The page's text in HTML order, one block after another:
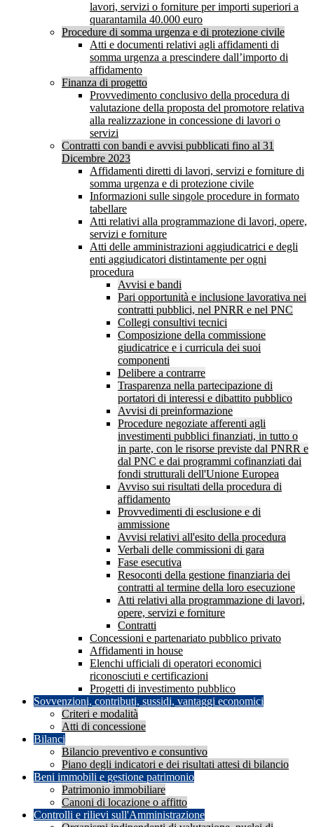
lavori, servizi o forniture per importi superiori a
quarantamila 40.000 euro
Procedure di somma urgenza e di protezione civile
Atti e documenti relativi agli affidamenti di
somma urgenza a prescindere dall’importo di
affidamento
Finanza di progetto
Provvedimento conclusivo della procedura di
valutazione della proposta del promotore relativa
alla realizzazione in concessione di lavori o
servizi
Contratti con bandi e avvisi pubblicati fino al 31
Dicembre 2023
Affidamenti diretti di lavori, servizi e forniture di
somma urgenza e di protezione civile
Informazioni sulle singole procedure in formato
tabellare
Atti relativi alla programmazione di lavori, opere,
servizi e forniture
Atti delle amministrazioni aggiudicatrici e degli
enti aggiudicatori distintamente per ogni
procedura
Avvisi e bandi
Pari opportunità e inclusione lavorativa nei
contratti pubblici, nel PNRR e nel PNC
Collegi consultivi tecnici
Composizione della commissione
giudicatrice e i curricula dei suoi
componenti
Delibere a contrarre
Trasparenza nella partecipazione di
portatori di interessi e dibattito pubblico
Avvisi di preinformazione
Procedure negoziate afferenti agli
investimenti pubblici finanziati, in tutto o
in parte, con le risorse previste dal PNRR e
dal PNC e dai programmi cofinanziati dai
fondi strutturali dell'Unione Europea
Avviso sui risultati della procedura di
affidamento
Provvedimenti di esclusione e di
ammissione
Avvisi relativi all'esito della procedura
Verbali delle commissioni di gara
Fase esecutiva
Resoconti della gestione finanziaria dei
contratti al termine della loro esecuzione
Atti relativi alla programmazione di lavori,
opere, servizi e forniture
Contratti
Concessioni e partenariato pubblico privato
Affidamenti in house
Elenchi ufficiali di operatori economici
riconosciuti e certificazioni
Progetti di investimento pubblico
Sovvenzioni, contributi, sussidi, vantaggi economici
Criteri e modalità
Atti di concessione
Bilanci
Bilancio preventivo e consuntivo
Piano degli indicatori e dei risultati attesi di bilancio
Beni immobili e gestione patrimonio
Patrimonio immobiliare
Canoni di locazione o affitto
Controlli e rilievi sull'Amministrazione